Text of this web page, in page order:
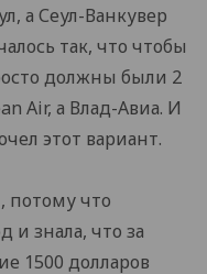
а Сеул-Ванкувер
так, что чтобы
должны были 2
Air, а Влад-Авиа. И
этот вариант.
потому что
и знала, что за
1500 долларов